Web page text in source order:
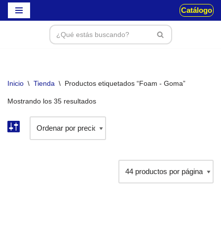
Catálogo
Inicio \ Tienda \ Productos etiquetados “Foam - Goma”
Mostrando los 35 resultados